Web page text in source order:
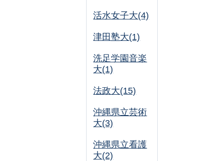
活水女子大(4)
津田塾大(1)
洗足学園音楽
大(1)
法政大(15)
沖縄県立芸術
大(3)
沖縄県立看護
大(2)